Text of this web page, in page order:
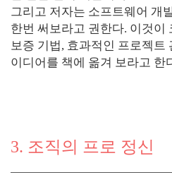
그리고 저자는 소프트웨어 개
한번 써보라고 권한다. 이것이
보증 기법, 효과적인 프로젝트
이디어를 책에 옮겨 보라고 한
3. 조직의 프로 정신